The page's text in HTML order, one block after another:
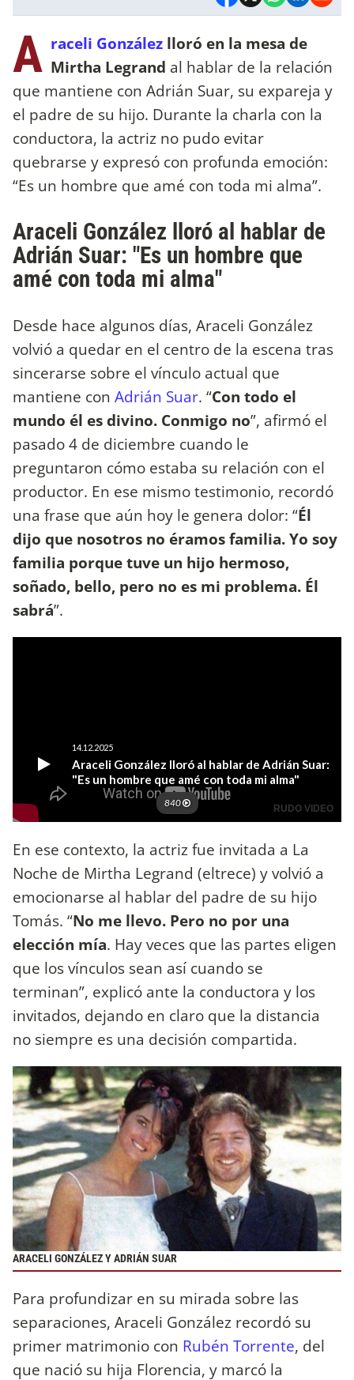
A raceli González lloró en la mesa de
Mirtha Legrand al hablar de la relación
que mantiene con Adrián Suar, su expareja y
el padre de su hijo. Durante la charla con la
conductora, la actriz no pudo evitar
quebrarse y expresó con profunda emoción:
“Es un hombre que amé con toda mi alma”.
Araceli González lloró al hablar de
Adrián Suar: "Es un hombre que
amé con toda mi alma"
Desde hace algunos días, Araceli González
volvió a quedar en el centro de la escena tras
sincerarse sobre el vínculo actual que
mantiene con Adrián Suar. “Con todo el
mundo él es divino. Conmigo no”, afirmó el
pasado 4 de diciembre cuando le
preguntaron cómo estaba su relación con el
productor. En ese mismo testimonio, recordó
una frase que aún hoy le genera dolor: “Él
dijo que nosotros no éramos familia. Yo soy
familia porque tuve un hijo hermoso,
soñado, bello, pero no es mi problema. Él
sabrá”.
En ese contexto, la actriz fue invitada a La
Noche de Mirtha Legrand (eltrece) y volvió a
emocionarse al hablar del padre de su hijo
Tomás. “No me llevo. Pero no por una
elección mía. Hay veces que las partes eligen
que los vínculos sean así cuando se
terminan”, explicó ante la conductora y los
invitados, dejando en claro que la distancia
no siempre es una decisión compartida.
ARACELI GONZÁLEZ Y ADRIÁN SUAR
Para profundizar en su mirada sobre las
separaciones, Araceli González recordó su
primer matrimonio con Rubén Torrente, del
que nació su hija Florencia, y marcó la